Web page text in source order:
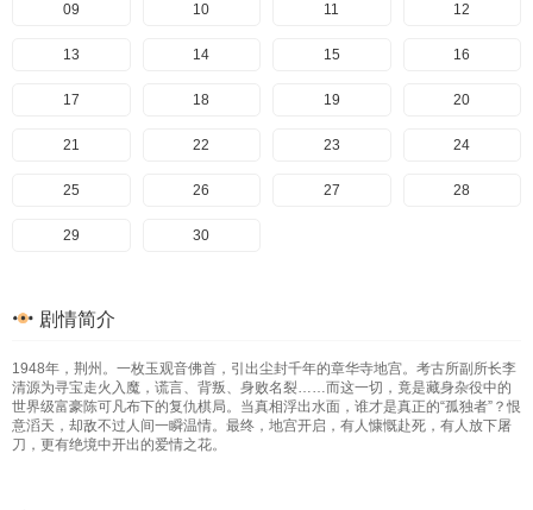
09 10 11 12
13 14 15 16
17 18 19 20
21 22 23 24
25 26 27 28
29 30
剧情简介
1948年，荆州。一枚玉观音佛首，引出尘封千年的章华寺地宫。考古所副所长李
清源为寻宝走火入魔，谎言、背叛、身败名裂……而这一切，竟是藏身杂役中的
世界级富豪陈可凡布下的复仇棋局。当真相浮出水面，谁才是真正的“孤独者”？恨
意滔天，却敌不过人间一瞬温情。最终，地宫开启，有人慷慨赴死，有人放下屠
刀，更有绝境中开出的爱情之花。